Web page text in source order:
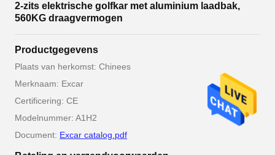
2-zits elektrische golfkar met aluminium laadbak,
560KG draagvermogen
Productgegevens
Plaats van herkomst: Chinees
Merknaam: Excar
Certificering: CE
Modelnummer: A1H2
Document: Excar catalog.pdf